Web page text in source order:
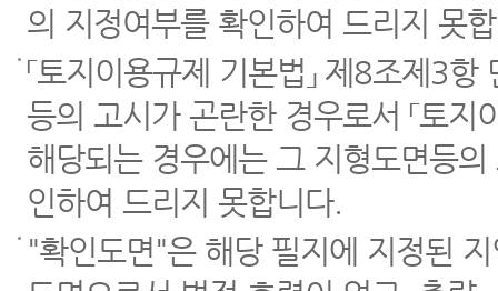
의 지정여부를 확인하여 드리지 못
「토지이용규제 기본법」 제8조제3
등의 고시가 곤란한 경우로서 「토
해당되는 경우에는 그 지형도면등
인하여 드리지 못합니다.
"확인도면"은 해당 필지에 지정된